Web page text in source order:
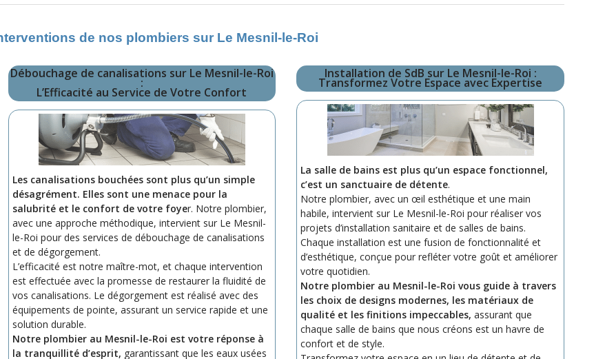
de nos plombiers sur Le Mesnil-le-Roi
Débouchage de canalisations sur Le Mesnil-le-Roi
:
L’Efficacité au Service de Votre Confort
Les canalisations bouchées sont plus qu’un simple
désagrément. Elles sont une menace pour la
salubrité et le confort de votre foyer. Notre plombier,
avec une approche méthodique, intervient sur Le Mesnil-
le-Roi pour des services de débouchage de canalisations
et de dégorgement.
L’efficacité est notre maître-mot, et chaque intervention
est effectuée avec la promesse de restaurer la fluidité de
vos canalisations. Le dégorgement est réalisé avec des
équipements de pointe, assurant un service rapide et une
solution durable.
Notre plombier au Mesnil-le-Roi est votre réponse à
la tranquillité d’esprit, garantissant que les eaux usées
Installation de SdB sur Le Mesnil-le-Roi :
Transformez Votre Espace avec Expertise
La salle de bains est plus qu’un espace fonctionnel,
c’est un sanctuaire de détente.
Notre plombier, avec un œil esthétique et une main
habile, intervient sur Le Mesnil-le-Roi pour réaliser vos
projets d’installation sanitaire et de salles de bains.
Chaque installation est une fusion de fonctionnalité et
d’esthétique, conçue pour refléter votre goût et améliorer
votre quotidien.
Notre plombier au Mesnil-le-Roi vous guide à travers
les choix de designs modernes, les matériaux de
qualité et les finitions impeccables, assurant que
chaque salle de bains que nous créons est un havre de
confort et de style.